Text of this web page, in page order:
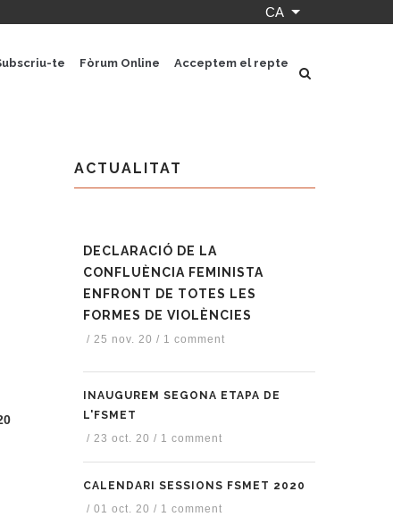
CA Llista les
te Fòrum Online Acceptem el repte
ACTUALITAT
DECLARACIÓ DE LA
CONFLUÈNCIA FEMINISTA
ENFRONT DE TOTES LES
FORMES DE VIOLÈNCIES
/ 25 nov. 20 / 1 comment
INAUGUREM SEGONA ETAPA DE
L'FSMET
/ 23 oct. 20 / 1 comment
CALENDARI SESSIONS FSMET 2020
/ 01 oct. 20 / 1 comment